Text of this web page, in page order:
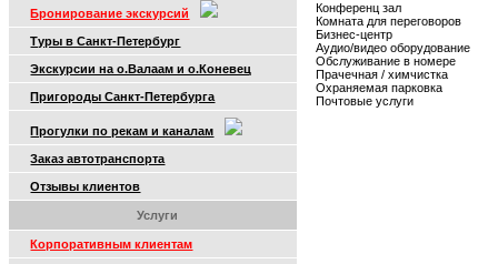
Бронирование экскурсий
Туры в Санкт-Петербург
Экскурсии на о.Валаам и о.Коневец
Пригороды Санкт-Петербурга
Прогулки по рекам и каналам
Заказ автотранспорта
Отзывы клиентов
Услуги
Корпоративным клиентам
Конференц зал
Комната для переговоров
Бизнес-центр
Аудио/видео оборудование
Обслуживание в номере
Прачечная / химчистка
Охраняемая парковка
Почтовые услуги